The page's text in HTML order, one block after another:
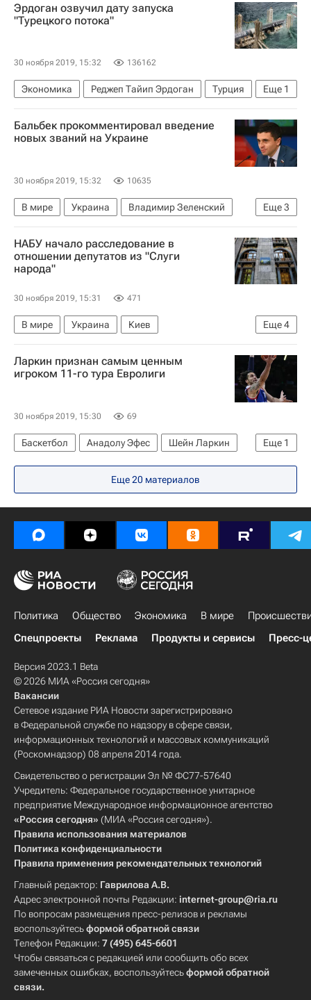
Лыжные виды спорта
Елена Вяльбе
РУСАДА
Всемирное антидопинговое агентство (WADA)
Эрдоган озвучил дату запуска
"Турецкого потока"
30 ноября 2019, 15:32 136162
Еще 1
Экономика Реджеп Тайип Эрдоган
Турция
Турецкий поток
Бальбек прокомментировал введение
новых званий на Украине
30 ноября 2019, 15:32 10635
Еще3
В мире Украина
Владимир Зеленский
НАТО
Вооруженные силы Украины
Руслан Бальбек
НАБУ начало расследование в
отношении депутатов из "Слуги
народа"
30 ноября 2019, 15:31 471
Еще4
В мире Украина
Киев
Алексей Гончаренко
Партия "Слуга народа"
Ларкин признан самым ценным
игроком 11-го тура Евролиги
30 ноября 2019, 15:30 69
Еще 1
Баскетбол Анадолу Эфес
Шейн Ларкин
Евролига
Еще 20 материалов
Политика Общество Экономика В мире
Спецпроекты
Реклама Продукты и сервисы Пресс-
Версия 2023.1 Beta
© 2026 МИА «Россия сегодня»
Вакансии
Сетевое издание РИА Новости зарегистрировано
в Федеральной службе по надзору в сфере связи,
информационных технологий и массовых коммуникаций
(Роскомнадзор) 08 апреля 2014 года.
Свидетельство о регистрации Эл № ФС77-57640
Учредитель: Федеральное государственное унитарное
предприятие Международное информационное агентство
«Россия сегодня» (МИА «Россия сегодня»).
Правила использования материалов
Политика конфиденциальности
Правила применения рекомендательных технологий
Главный редактор: Гаврилова А.В.
Адрес электронной почты Редакции: internet-group@ria.ru
По вопросам размещения пресс-релизов и рекламы
воспользуйтесьформой обратной связи
Телефон Редакции: 7 (495) 645-6601
Чтобы связаться с редакцией или сообщить обо всех
замеченных ошибках, воспользуйтесьформой обратной
связи.